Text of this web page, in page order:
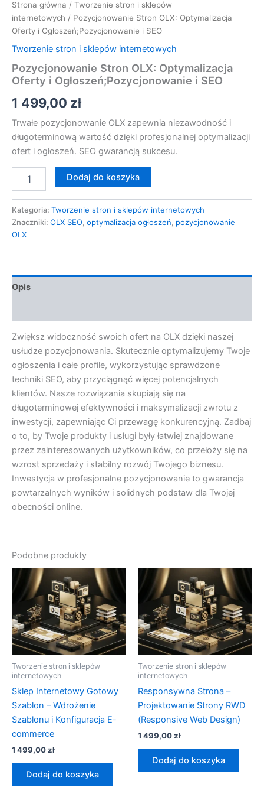
Strona główna / Tworzenie stron i sklepów
internetowych / Pozycjonowanie Stron OLX: Optymalizacja
Oferty i Ogłoszeń;Pozycjonowanie i SEO
Tworzenie stron i sklepów internetowych
Pozycjonowanie Stron OLX: Optymalizacja
Oferty i Ogłoszeń;Pozycjonowanie i SEO
1 499,00 zł
Trwałe pozycjonowanie OLX zapewnia niezawodność i
długoterminową wartość dzięki profesjonalnej optymalizacji
ofert i ogłoszeń. SEO gwarancją sukcesu.
Dodaj do koszyka
Kategoria: Tworzenie stron i sklepów internetowych
Znaczniki: OLX SEO, optymalizacja ogłoszeń, pozycjonowanie
OLX
Opis
Zwiększ widoczność swoich ofert na OLX dzięki naszej
usłudze pozycjonowania. Skutecznie optymalizujemy Twoje
ogłoszenia i całe profile, wykorzystując sprawdzone
techniki SEO, aby przyciągnąć więcej potencjalnych
klientów. Nasze rozwiązania skupiają się na
długoterminowej efektywności i maksymalizacji zwrotu z
inwestycji, zapewniając Ci przewagę konkurencyjną. Zadbaj
o to, by Twoje produkty i usługi były łatwiej znajdowane
przez zainteresowanych użytkowników, co przełoży się na
wzrost sprzedaży i stabilny rozwój Twojego biznesu.
Inwestycja w profesjonalne pozycjonowanie to gwarancja
powtarzalnych wyników i solidnych podstaw dla Twojej
obecności online.
Podobne produkty
Tworzenie stron i sklepów
internetowych
Sklep Internetowy Gotowy
Szablon – Wdrożenie
Szablonu i Konfiguracja E-
commerce
1 499,00zł
Dodaj do koszyka
Tworzenie stron i sklepów
internetowych
Responsywna Strona –
Projektowanie Strony RWD
(Responsive Web Design)
1 499,00zł
Dodaj do koszyka